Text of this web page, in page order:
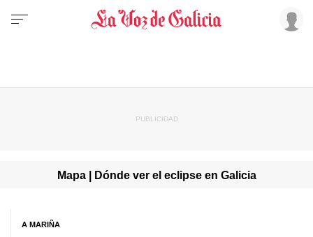
Mapa | Dónde ver el eclipse en Galicia
A MARIÑA